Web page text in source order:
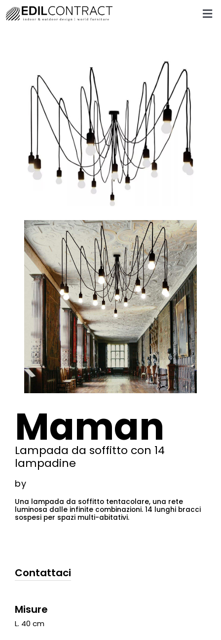
Maman
Lampada da soffitto con 14
lampadine
by
Una lampada da soffitto tentacolare, una rete
luminosa dalle infinite combinazioni. 14 lunghi bracci
sospesi per spazi multi-abitativi.
Contattaci
Misure
L. 40 cm